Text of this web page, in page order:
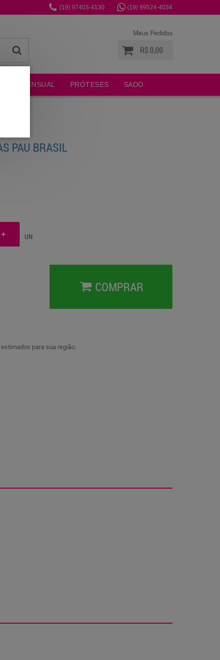
(19) 97403-4130 (19) 99524-4034
Meus Pedidos
R$ 0,00
MODA SENSUAL PRÓTESES SADO
PAU BRASIL
UN
COMPRAR
para sua região: